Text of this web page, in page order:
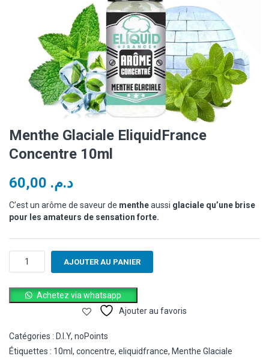
Menthe Glaciale EliquidFrance
Concentre 10ml
د.م.
C’est un arôme de saveur de mentheaussi glaciale qu’une brise
pour les amateurs de sensation forte.
quantité
Glaciale
EliquidFrance
AJOUTER AU PANIER
Achetez via whatsapp
Ajouter au favoris
Catégories : D.I.Y, noPoints
Étiquettes : 10ml , concentre, eliquidfrance, Menthe Glaciale